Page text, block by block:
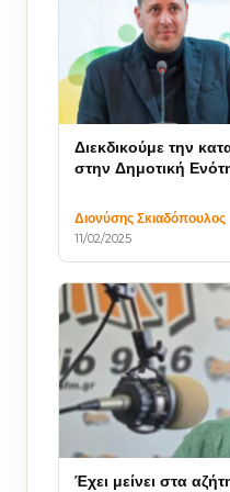
Διεκδικούμε την
στην Δημοτική
Διονύσης Σκιαδόπουλος
11/02/2025
Έχει μείνει στα